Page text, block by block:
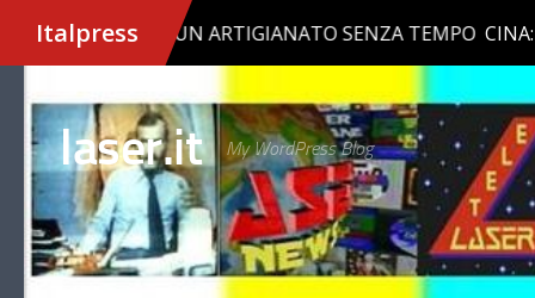
Salta al contenuto
laser.it My WordPress Blog